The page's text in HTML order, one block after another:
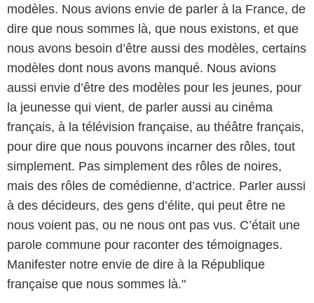
modèles. Nous avions envie de parler à la France, de
dire que nous sommes là, que nous existons, et que
nous avons besoin d’être aussi des modèles, certains
modèles dont nous avons manqué. Nous avions
aussi envie d’être des modèles pour les jeunes, pour
la jeunesse qui vient, de parler aussi au cinéma
français, à la télévision française, au théâtre français,
pour dire que nous pouvons incarner des rôles, tout
simplement. Pas simplement des rôles de noires,
mais des rôles de comédienne, d’actrice. Parler aussi
à des décideurs, des gens d’élite, qui peut être ne
nous voient pas, ou ne nous ont pas vus. C’était une
parole commune pour raconter des témoignages.
Manifester notre envie de dire à la République
française que nous sommes là."